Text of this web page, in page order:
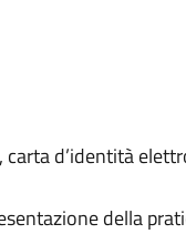
d’identità
della